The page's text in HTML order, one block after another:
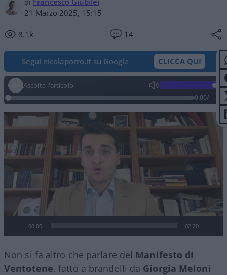
21 Marzo 2025, 15:15
8.1k 14
Segui nicolaporro.it su Google CLICCA QUI
Ascolta l'articolo
0:00/--:--
Video
Player
00:00 02:20
Non si fa altro che parlare del Manifesto di
Ventotene, fatto a brandelli da Giorgia Meloni